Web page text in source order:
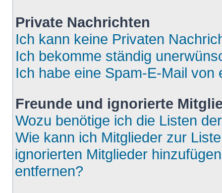
Private Nachrichten
Ich kann keine Privaten
Ich bekomme ständig
Ich habe eine Spam-E-Mail
Freunde und ignorierte
Wozu benötige ich die Listen
Wie kann ich Mitglieder zur
ignorierten Mitglieder
entfernen?